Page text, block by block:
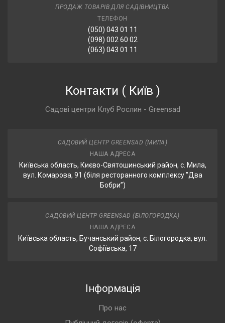
ПРОДАЖ ТОВАРІВ ДЛЯ САДІВНИЦТВА
ТЕЛЕФОН
(050) 043 01 11
(098) 002 60 02
(063) 043 01 11
Контакти ( Київ )
Садові центри Клуб Рослин - Greensad
САДОВИЙ ЦЕНТР GREENSAD (МИЛА)
НАША АДРЕСА
Київська область, Києво-Святошинський район, с. Мила,
вул. Комарова, 91 (біля ресторанного комплексу "Два
Бобри”)
САДОВИЙ ЦЕНТР GREENSAD (БІЛОГОРОДКА)
НАША АДРЕСА
Київська область, Бучанський район, с. Білогородка, вул.
Софіївська, 17
Інформація
Про нас